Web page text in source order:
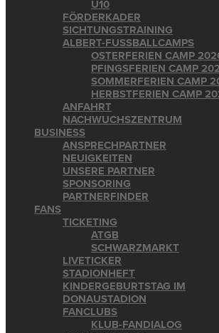
U10
FÖRDERKADER
SICHTUNGSTRAINING
ALBERT-FUSSBALLCAMPS
OSTERFERIEN CAMP
PFINGSFERIEN CAMP
SOMMERFERIEN CAMP
HERBSTFERIEN CAMP
ANFAHRT
NACHWUCHSZENTRUM
BUSINESS
ANSPRECHPARTNER
NEUIGKEITEN
UNSERE PARTNER
SPONSORING
PARTNERFINDER
FANS
TICKETING
ATGB
SCHWARZMARKT
LIVETICKER
STADIONHEFT
KINDERGEBURTSTAG IM
DONAUSTADION
FANCLUBS
KLUB-FANDIALOG